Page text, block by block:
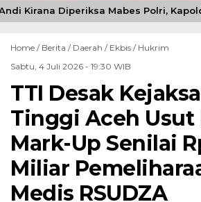
Kirana Diperiksa Mabes Polri,
Home / Berita / Daerah / Ekbis / Hukrim
Sabtu, 4 Juli 2026 - 19:30 WIB
TTI Desak
Tinggi Aceh Usut
Mark-Up Senilai
Miliar
Medis RSUDZA